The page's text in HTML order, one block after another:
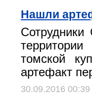
Нашли
Сотрудники
томской
артефакт
30.09.2016 00:39